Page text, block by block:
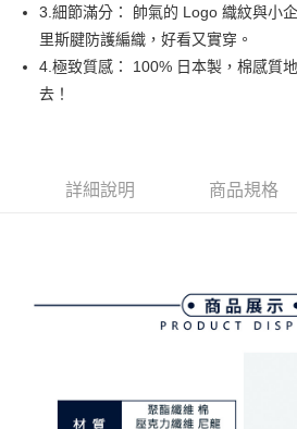
１．簡單：不需註冊會員、不需綁卡、不需儲
２．便利：只要手機號碼，簡訊認證，即可結帳
３．安心：先確認商品／服務後，再付款。
【「AFTEE先享後付」結帳流程】
ATM／網路銀行／等多元方式進行付款，方視
客戶支援中心」https://
１．透過由恩沛科技股份有限公司提供之「
易，需依本服務之必要範圍內提供個人資料，
權轉讓予恩沛科技股份有限公司。
２．關於個人資料處理事宜，請瀏覽以下網址：
運送方式
全家取貨付款
免運費
萊爾富取貨付款
付款後7-11取貨
3.細節滿分： 帥氣的 Logo 織紋與小
里斯腱防護編織，好看又實穿。
4.極致質感： 100% 日本製，棉感質
去！
詳細說明 商品規格